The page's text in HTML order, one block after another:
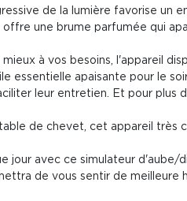
de la lumière favorise un
une brume parfumée qui
à vos besoins, l'appareil
essentielle apaisante pour le
leur entretien. Et pour plus
de chevet, cet appareil très
jour avec ce simulateur
de vous sentir de meilleure